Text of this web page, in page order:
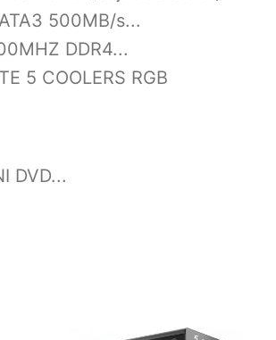
500MB/s...
DDR4...
5 COOLERS RGB
DVD...